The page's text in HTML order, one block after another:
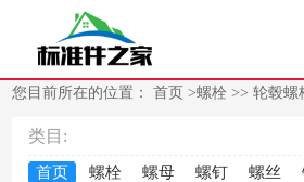
您目前所在的位置：首页>螺栓 >>轮毂螺
类目:
首页 螺栓 螺母 螺钉 螺丝